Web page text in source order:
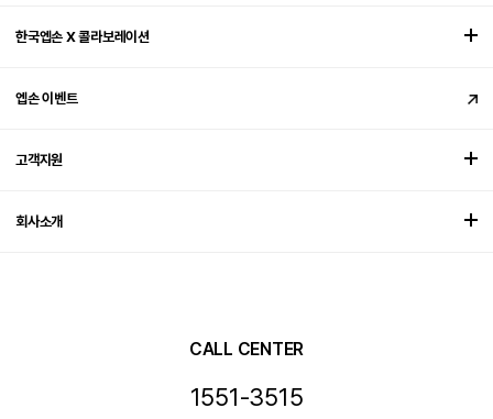
한국엡손 X 콜라보레이션
엡손 이벤트
고객지원
회사소개
CALL CENTER
1551-3515